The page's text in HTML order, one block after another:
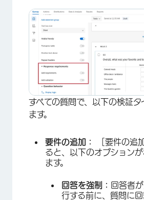
カスタム検証メッセージ
カスタム検証の例：メールアドレ
さまざまなプロジェクトタイプに
と検証
FAQs
すべての質問で、以下の検証タ
ます。
要件の追加：
［要件の追
ると、以下のオプション
ます。
回答を強制： 回答者
行する前に、質問に